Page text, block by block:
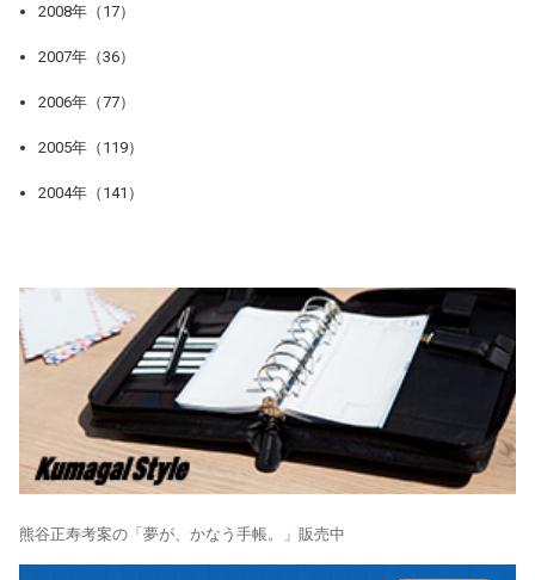
2008年（17）
2007年（36）
2006年（77）
2005年（119）
2004年（141）
熊谷正寿考案の「夢が、かなう手帳。」販売中